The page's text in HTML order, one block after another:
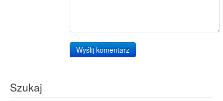
Wyślij komentarz
Szukaj